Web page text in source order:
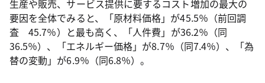
生産や販売、サービス提供に要するコスト増加の最大の
要因を全体でみると、「原材料価格」が45.5％（前回調
査 45.7％）と最も高く、「人件費」が36.2％（同
36.5％）、「エネルギー価格」が8.7％（同7.4％）、「為
替の変動」が6.9％（同6.8％）。